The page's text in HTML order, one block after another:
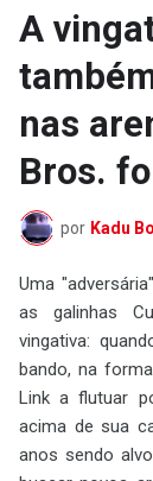
A
nas
Bros.
por Kadu
Uma
as galinhas
vingativa:
bando, na
Link a flutuar
acima de sua
anos sendo